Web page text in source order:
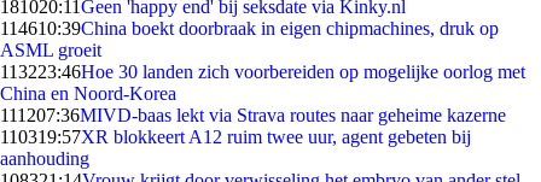
181020:11Geen 'happy end' bij seksdate via Kinky.nl
114610:39China boekt doorbraak in eigen chipmachines, druk op
ASML groeit
113223:46Hoe 30 landen zich voorbereiden op mogelijke oorlog met
China en Noord-Korea
111207:36MIVD-baas lekt via Strava routes naar geheime kazerne
110319:57XR blokkeert A12 ruim twee uur, agent gebeten bij
aanhouding